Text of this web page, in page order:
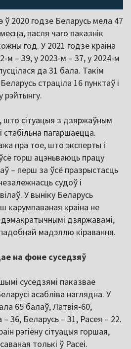
2020 годзе Беларусь мела 47
пасля чаго паказнік
год. У 2021 годзе краіна
м – 39, у 2023-м – 37, у 2024-м
да 31 бала. Такім
страціла 16 пунктаў і
рэйтынгу.
што сітуацыя з дзяржаўным
стабільна пагаршаецца.
пра тое, што эксперты і
горш ацэньваюць працу
– перш за ўсё празрыстасць
судоў і
У выніку Беларусь
карумпаваная краіна не
дэмакратычнымі дзяржавамі,
мадэллю кіравання.
на фоне суседзяў
суседзямі паказвае
асабліва наглядна. У
65 балаў, Латвія-60,
36, Беларусь – 31, Расея – 22.
рэгіёну сітуацыя горшая,
толькі ў Расеі.